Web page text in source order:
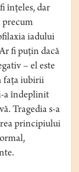
înţeles, dar
precum
iadului
fi puţin dacă
– el este
faţa iubirii
a îndeplinit
Tragedia s-a
principiului